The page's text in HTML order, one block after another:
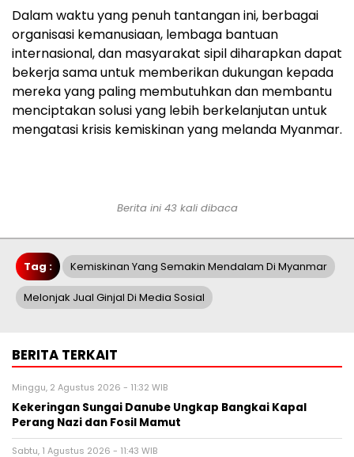
Dalam waktu yang penuh tantangan ini, berbagai
organisasi kemanusiaan, lembaga bantuan
internasional, dan masyarakat sipil diharapkan dapat
bekerja sama untuk memberikan dukungan kepada
mereka yang paling membutuhkan dan membantu
menciptakan solusi yang lebih berkelanjutan untuk
mengatasi krisis kemiskinan yang melanda Myanmar.
Berita ini 43 kali dibaca
Tag : Kemiskinan Yang Semakin Mendalam Di Myanmar
Melonjak Jual Ginjal Di Media Sosial
BERITA TERKAIT
Minggu, 2 Agustus 2026 - 11:32 WIB
Kekeringan Sungai Danube Ungkap Bangkai Kapal
Perang Nazi dan Fosil Mamut
Sabtu, 1 Agustus 2026 - 11:43 WIB